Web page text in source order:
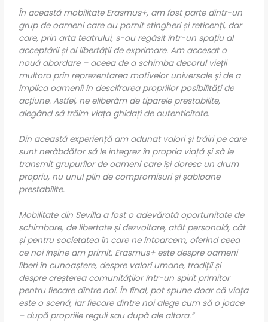
În această mobilitate Erasmus+, am fost parte dintr-un
grup de oameni care au pornit stingheri și reticenți, dar
care, prin arta teatrului, s-au regăsit într-un spațiu al
acceptării și al libertății de exprimare. Am accesat o
nouă abordare – aceea de a schimba decorul vieții
multora prin reprezentarea motivelor universale și de a
implica oamenii în descifrarea propriilor posibilități de
acțiune. Astfel, ne eliberăm de tiparele prestabilite,
alegând să trăim viața ghidați de autenticitate.
Din această experiență am adunat valori și trăiri pe care
sunt nerăbdător să le integrez în propria viață și să le
transmit grupurilor de oameni care își doresc un drum
propriu, nu unul plin de compromisuri și șabloane
prestabilite.
Mobilitate din Sevilla a fost o adevărată oportunitate de
schimbare, de libertate și dezvoltare, atât personală, cât
și pentru societatea în care ne întoarcem, oferind ceea
ce noi înșine am primit. Erasmus+ este despre oameni
liberi în cunoaștere, despre valori umane, tradiții și
despre creșterea comunităților într-un spirit primitor
pentru fiecare dintre noi. În final, pot spune doar că viața
este o scenă, iar fiecare dintre noi alege cum să o joace
– după propriile reguli sau după ale altora.”